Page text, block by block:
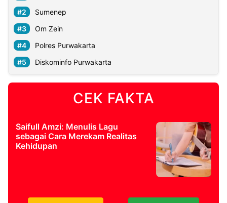
Sumenep
Om Zein
Polres Purwakarta
Diskominfo Purwakarta
CEK FAKTA
Saifull Amzi: Menulis Lagu
sebagai Cara Merekam Realitas
Kehidupan